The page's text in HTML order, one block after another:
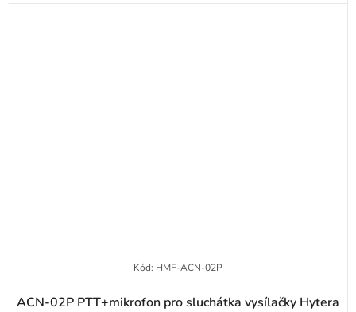
ACN-02P PTT+mikrofon pro sluchátka vysílačky Hytera
Kód: HMF-ACN-02P